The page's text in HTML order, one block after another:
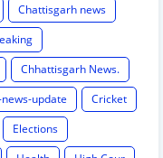
Chattisgarh news
Chhattisgarh News.
update
Cricket
Elections